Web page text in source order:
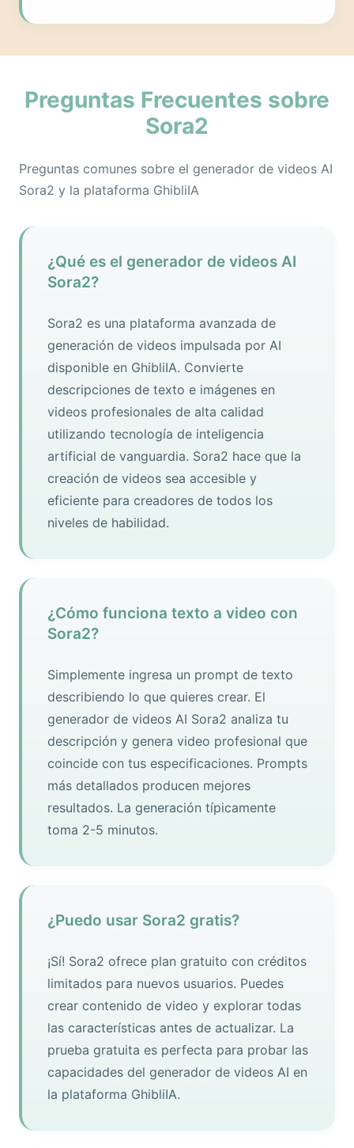
Preguntas Frecuentes sobre
Sora2
Preguntas comunes sobre el generador de videos AI
Sora2 y la plataforma GhibliIA
¿Qué es el generador de videos AI
Sora2?
Sora2 es una plataforma avanzada de
generación de videos impulsada por AI
disponible en GhibliIA. Convierte
descripciones de texto e imágenes en
videos profesionales de alta calidad
utilizando tecnología de inteligencia
artificial de vanguardia. Sora2 hace que la
creación de videos sea accesible y
eficiente para creadores de todos los
niveles de habilidad.
¿Cómo funciona texto a video con
Sora2?
Simplemente ingresa un prompt de texto
describiendo lo que quieres crear. El
generador de videos AI Sora2 analiza tu
descripción y genera video profesional que
coincide con tus especificaciones. Prompts
más detallados producen mejores
resultados. La generación típicamente
toma 2-5 minutos.
¿Puedo usar Sora2 gratis?
¡Sí! Sora2 ofrece plan gratuito con créditos
limitados para nuevos usuarios. Puedes
crear contenido de video y explorar todas
las características antes de actualizar. La
prueba gratuita es perfecta para probar las
capacidades del generador de videos AI en
la plataforma GhibliIA.